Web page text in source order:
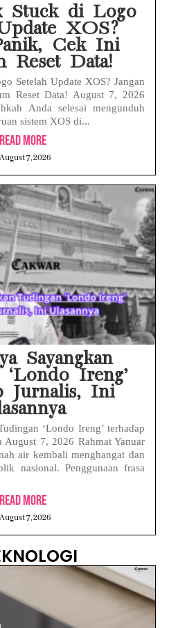
Stuck di Logo
XOS?
Cek Ini
Reset Data!
Setelah Update XOS? Jangan
Reset Data! August 7, 2026
Anda selesai mengunduh
sistem XOS di...
Read More
August 7, 2026
Sayangkan
Ireng’
Jurnalis, Ini
‘Londo Ireng’ terhadap
August 7, 2026 Rahmat Yanuar
air kembali menghangat dan
nasional. Penggunaan frasa
Read More
August 7, 2026